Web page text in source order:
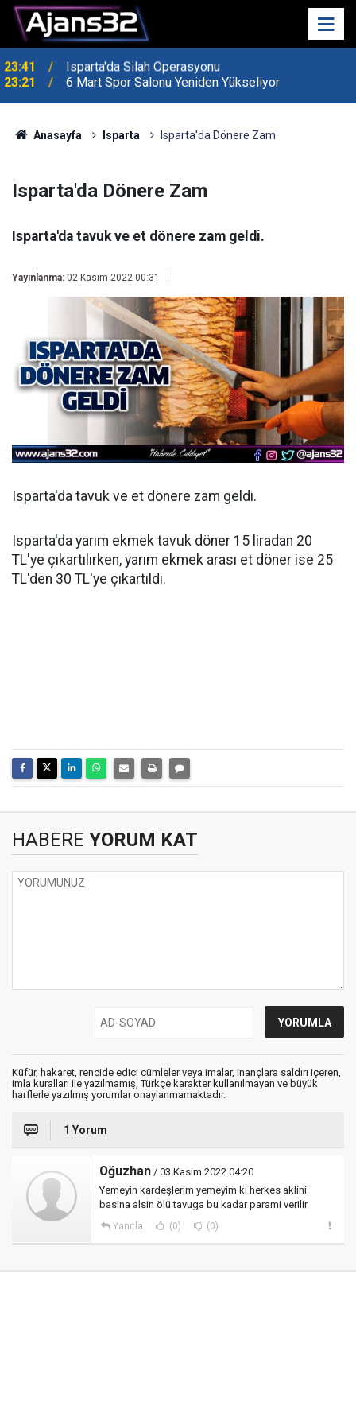
23:21 6 Mart Spor Salonu Yeniden Yükseliyor
Anasayfa Isparta Isparta'da Dönere Zam
Isparta'da Dönere Zam
Isparta'da tavuk ve et dönere zam geldi.
Yayınlanma: 02 Kasım 2022 00:31
Isparta'da tavuk ve et dönere zam geldi.
Isparta'da yarım ekmek tavuk döner 15 liradan 20
TL'ye çıkartılırken, yarım ekmek arası et döner ise 25
TL'den 30 TL'ye çıkartıldı.
HABERE YORUM KAT
Küfür, hakaret, rencide edici cümleler veya imalar, inançlara saldırı içeren,
imla kuralları ile yazılmamış, Türkçe karakter kullanılmayan ve büyük
harflerle yazılmış yorumlar onaylanmamaktadır.
1 Yorum
Oğuzhan / 03 Kasım 2022 04:20
Yemeyin kardeşlerim yemeyim ki herkes aklini
basina alsin ölü tavuga bu kadar parami verilir
Yanıtla (0) (0)